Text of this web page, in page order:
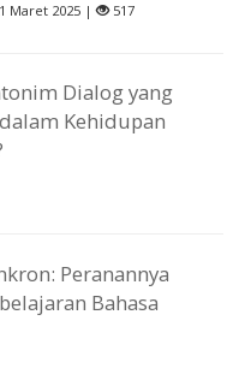
Maret 2025 | 517
Dialog yang
Kehidupan
Peranannya
Bahasa